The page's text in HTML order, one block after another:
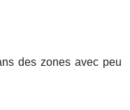
des zones avec peu